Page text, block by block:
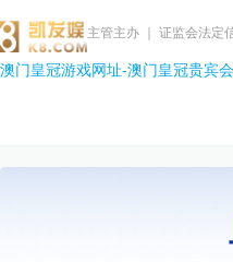
主管主办 ｜ 证监会法定
澳门皇冠游戏网址-澳门皇冠贵宾